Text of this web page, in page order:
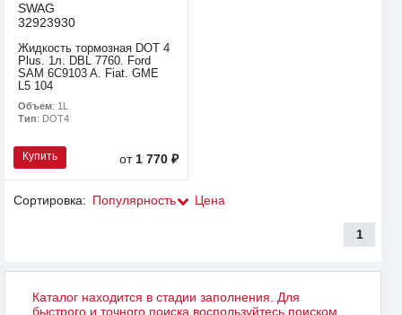
SWAG
32923930
Жидкость тормозная DOT 4
Plus. 1л. DBL 7760. Ford
SAM 6C9103 A. Fiat. GME
L5 104
Объем: 1L
Тип: DOT4
Купить от 1 770 ₽
Сортировка: Популярность Цена
1
Каталог находится в стадии заполнения. Для
быстрого и точного поиска воспользуйтесь поиском